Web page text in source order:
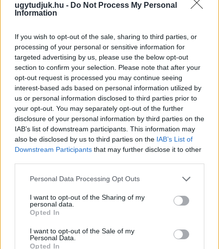
ugytudjuk.hu - Do Not Process My Personal
Information
If you wish to opt-out of the sale, sharing to third parties, or
processing of your personal or sensitive information for
targeted advertising by us, please use the below opt-out
section to confirm your selection. Please note that after your
opt-out request is processed you may continue seeing
interest-based ads based on personal information utilized by
us or personal information disclosed to third parties prior to
your opt-out. You may separately opt-out of the further
disclosure of your personal information by third parties on the
IAB’s list of downstream participants. This information may
also be disclosed by us to third parties on the IAB’s List of
Downstream Participants that may further disclose it to other
Please note that this website/app uses one or more Google
not limited to your visit or usage behaviour. You may click to
grant or deny consent to Google and its third-party tags to
use your data for below specified purposes in below Google
consent section.
Personal Data Processing Opt Outs
I want to opt-out of the Sharing of my
personal data.
Opted In
I want to opt-out of the Sale of my
Personal Data.
Opted In
HÉTVÉGÉN RENDEZIK MEG A XXXIII. GYŐRI BAROKK
ESKÜVŐT
Jubileumi fogadalom megerősítés, történelmi felvonulás,
tűzshow és vezetett séták is várják az érdeklődőket augusztus
7–8-án.
Szólj hozzá!